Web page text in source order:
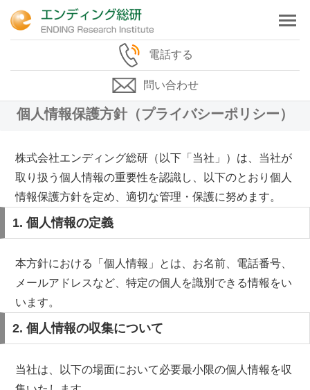
電話する
問い合わせ
個人情報保護方針（プライバシーポリシー）
株式会社エンディング総研（以下「当社」）は、当社が
取り扱う個人情報の重要性を認識し、以下のとおり個人
情報保護方針を定め、適切な管理・保護に努めます。
1. 個人情報の定義
本方針における「個人情報」とは、お名前、電話番号、
メールアドレスなど、特定の個人を識別できる情報をい
います。
2. 個人情報の収集について
当社は、以下の場面において必要最小限の個人情報を収